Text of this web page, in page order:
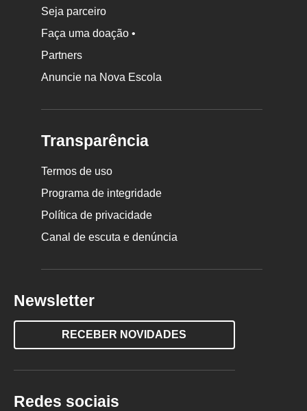
Seja parceiro
Faça uma doação •
Partners
Anuncie na Nova Escola
Transparência
Termos de uso
Programa de integridade
Política de privacidade
Canal de escuta e denúncia
Newsletter
RECEBER NOVIDADES
Redes sociais